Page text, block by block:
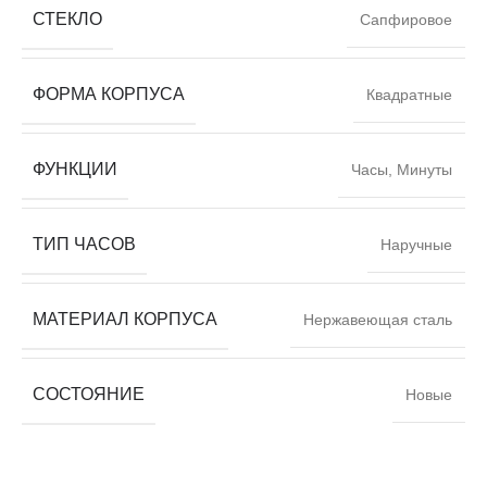
СТЕКЛО Сапфировое
ФОРМА КОРПУСА Квадратные
ФУНКЦИИ Часы, Минуты
ТИП ЧАСОВ Наручные
МАТЕРИАЛ КОРПУСА Нержавеющая сталь
СОСТОЯНИЕ Новые